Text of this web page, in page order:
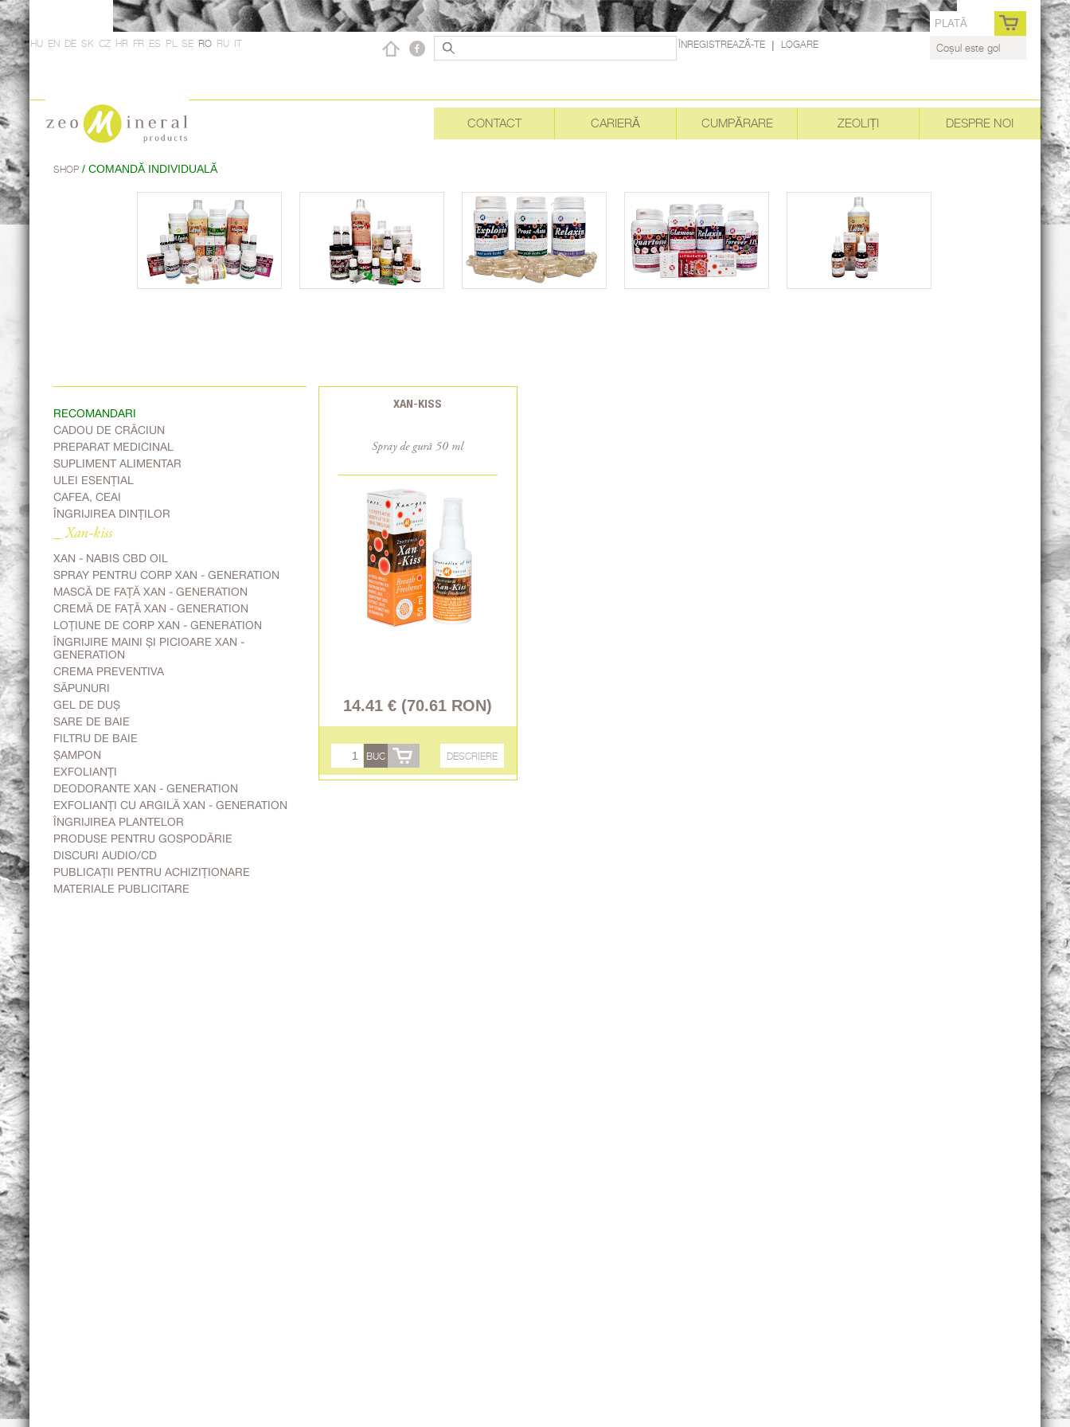
HU EN DE SK CZ HR FR ES PL SE RO RU IT ÎNREGISTREAZĂ-TE| LOGARE
PLATĂ
Coșul este gol
DESPRE NOI
ZEOLIȚI
CUMPĂRARE
CARIERĂ
CONTACT
SHOP / COMANDĂ INDIVIDUALĂ
RECOMANDARI
CADOU DE CRĂCIUN
PREPARAT MEDICINAL
SUPLIMENT ALIMENTAR
ULEI ESENȚIAL
CAFEA, CEAI
ÎNGRIJIREA DINȚILOR
_ Xan-kiss
XAN - NABIS CBD OIL
SPRAY PENTRU CORP XAN - GENERATION
MASCĂ DE FAȚĂ XAN - GENERATION
CREMĂ DE FAȚĂ XAN - GENERATION
LOȚIUNE DE CORP XAN - GENERATION
ÎNGRIJIRE MAINI ȘI PICIOARE XAN -
GENERATION
CREMA PREVENTIVA
SĂPUNURI
GEL DE DUȘ
SARE DE BAIE
FILTRU DE BAIE
ȘAMPON
EXFOLIANȚI
DEODORANTE XAN - GENERATION
EXFOLIANȚI CU ARGILĂ XAN - GENERATION
ÎNGRIJIREA PLANTELOR
PRODUSE PENTRU GOSPODĂRIE
DISCURI AUDIO/CD
PUBLICAȚII PENTRU ACHIZIȚIONARE
MATERIALE PUBLICITARE
XAN-KISS
Spray de gură 50 ml
14.41 € (70.61 RON)
BUC DESCRIERE